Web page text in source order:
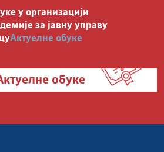
у организацији
за јавну управу
Актуелне обуке
обуке